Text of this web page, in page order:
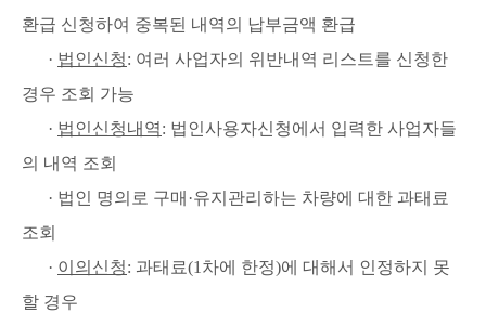
환급 신청하여 중복된 내역의 납부금액 환급
· 법인신청: 여러 사업자의 위반내역 리스트를 신청한
경우 조회 가능
· 법인신청내역: 법인사용자신청에서 입력한 사업자들
의 내역 조회
· 법인 명의로 구매·유지관리하는 차량에 대한 과태료
조회
· 이의신청: 과태료(1차에 한정)에 대해서 인정하지 못
할 경우